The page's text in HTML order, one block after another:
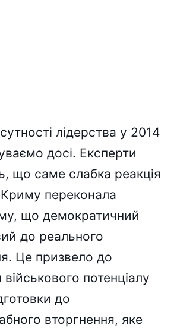
лідерства у 2014
досі. Експерти
що саме слабка реакція
переконала
що демократичний
до реального
Це призвело до
потенціалу
до
вторгнення, яке